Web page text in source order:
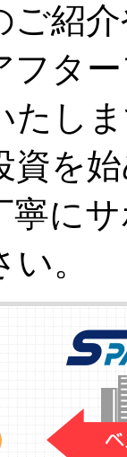
ご紹
フタ
たし
資を
寧に
。